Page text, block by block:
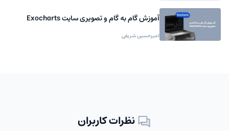
آموزش گام به گام و تصویری سایت Exocharts
امیرحسین شریفی
نظرات کاربران